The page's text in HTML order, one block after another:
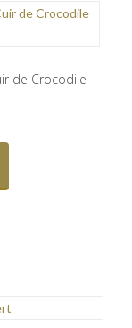
de Crocodile